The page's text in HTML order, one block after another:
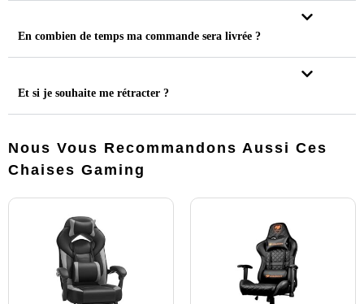
En combien de temps ma commande sera livrée ?
Et si je souhaite me rétracter ?
Nous Vous Recommandons Aussi Ces
Chaises Gaming